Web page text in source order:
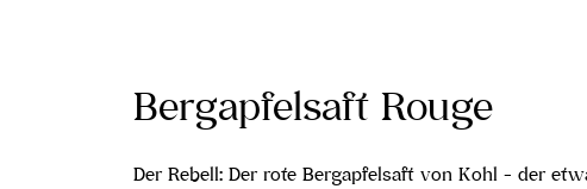
Bergapfelsaft Rouge
Der Rebell: Der rote Bergapfelsaft von Kohl - der